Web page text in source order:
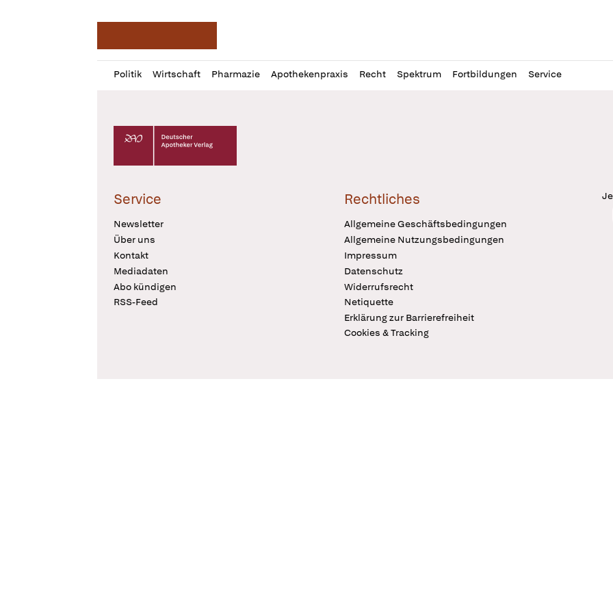
Politik Wirtschaft Pharmazie Apothekenpraxis Recht Spektrum Fortbildungen Service
Profil
öffnen
Daz
Pur
Deutscher Apotheker Verlag Logo
Service
Newsletter
Über uns
Kontakt
Mediadaten
Abo kündigen
RSS-Feed
Rechtliches
Allgemeine Geschäftsbedingungen
Allgemeine Nutzungsbedingungen
Impressum
Datenschutz
Widerrufsrecht
Netiquette
Erklärung zur Barrierefreiheit
Cookies & Tracking